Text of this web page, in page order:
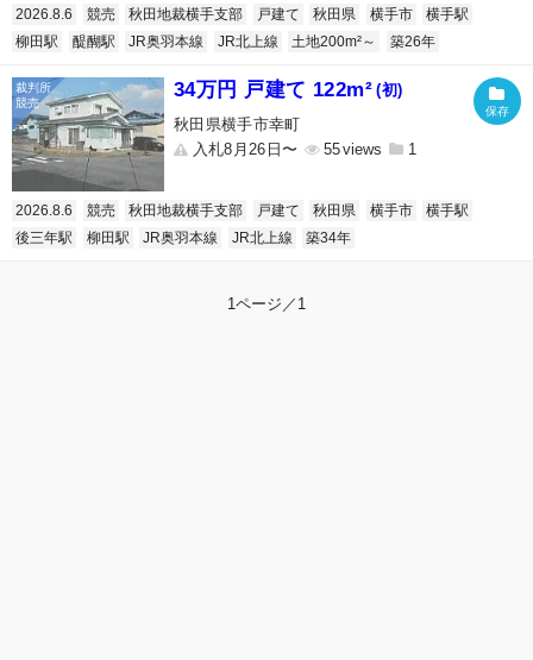
2026.8.6 競売 秋田地裁横手支部 戸建て 秋田県 横手市
横手駅
柳田駅
醍醐駅 JR奥羽本線 JR北上線 土地200m²～ 築26年
34万円 戸建て 122m² (初)
秋田県横手市幸町
入札8月26日〜
55 1
2026.8.6 競売 秋田地裁横手支部 戸建て 秋田県 横手市
横手駅
後三年駅
柳田駅 JR奥羽本線 JR北上線 築34年
1ページ／1